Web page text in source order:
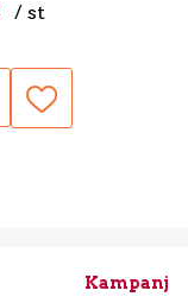
/ st
Kampanj